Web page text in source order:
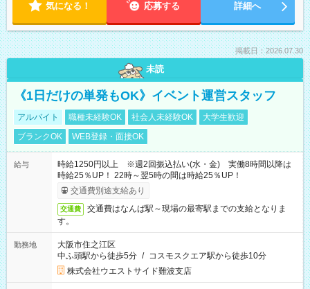
気になる！ 応募する 詳細へ
掲載日：2026.07.30
未読
《1日だけの単発もOK》イベント運営スタッフ
アルバイト 職種未経験OK 社会人未経験OK
大学生歓迎
ブランクOK
WEB登録・面接OK
給与
時給1250円以上 ※週2回振込払い(水・金) 実働8時間以降は
時給25％UP！ 22時～翌5時の間は時給25％UP！
交通費別途支給あり
交通費
交通費はなんば駅～現場の最寄駅までの支給となりま
す。
勤務地
大阪市住之江区
中ふ頭駅から徒歩5分 / コスモスクエア駅から徒歩10分
株式会社ウエストサイド難波支店